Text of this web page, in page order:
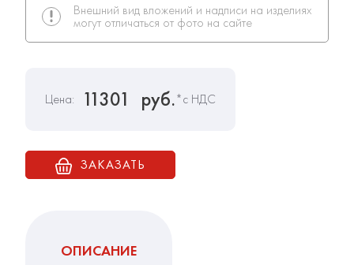
Внешний вид вложений и надписи на изделиях
могут отличаться от фото на сайте
Цена: 11301 руб.*с НДС
ЗАКАЗАТЬ
ОПИСАНИЕ